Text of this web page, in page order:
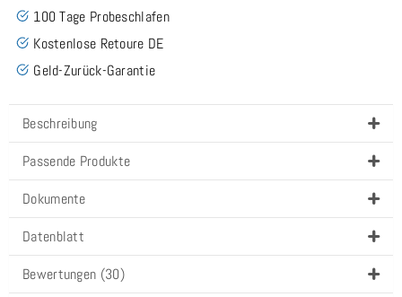
100 Tage Probeschlafen
Kostenlose Retoure DE
Geld-Zurück-Garantie
Beschreibung
Passende Produkte
Dokumente
Datenblatt
Bewertungen (30)